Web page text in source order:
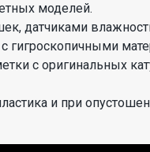
моделей.
датчиками
гигроскопичными
с оригинальных
и при